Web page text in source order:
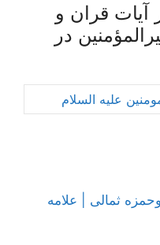
آیات قران و
در
علیه السلام
ثمالی | علامه